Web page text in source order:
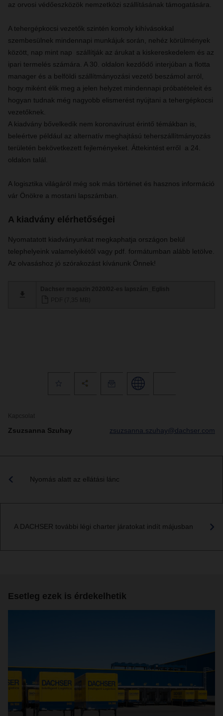
az orvosi védőeszközök nemzetközi szállításának támogatására.
A tehergépkocsi vezetők szintén komoly kihívásokkal
szembesülnek mindennapi munkájuk során, nehéz körülmények
között, nap mint nap szállítják az árukat a kiskereskedelem és az
ipari termelés számára. A 30. oldalon kezdődő interjúban a flotta
manager és a belföldi szállítmányozási vezető beszámol arról,
hogy miként élik meg a jelen helyzet mindennapi próbatételeit és
hogyan tudnak még nagyobb elismerést nyújtani a tehergépkocsi
vezetőknek.
A kiadvány bővelkedik nem koronavírust érintő témákban is,
beleértve például az alternatív meghajtású teherszállítmányozás
területén bekövetkezett fejleményeket. Áttekintést erről a 24.
oldalon talál.
A logisztika világáról még sok más történet és hasznos információ
vár Önökre a mostani lapszámban.
A kiadvány elérhetőségei
Nyomatatott kiadványunkat megkaphatja országon belül
telephelyeink valamelyikétől vagy pdf. formátumban alább letölve.
Az olvasáshoz jó szórakozást kívánunk Önnek!
Kapcsolat
Zsuzsanna Szuhay zsuzsanna.szuhay@dachser.com
Nyomás alatt az ellátási lánc
A DACHSER további légi charter járatokat indít májusban
Esetleg ezek is érdekelhetik